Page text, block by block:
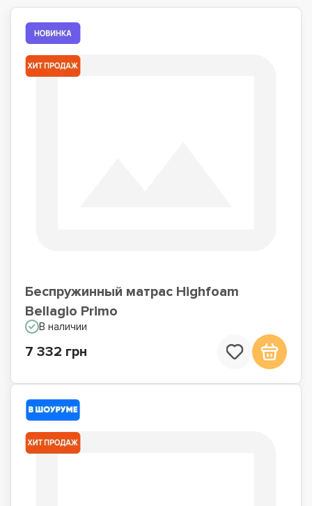
Беспружинный матрас Highfoam
Bellagio Primo
В наличии
7 332 грн